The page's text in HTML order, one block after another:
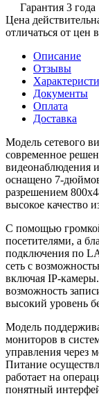
Гарантия 3 года
Цена
отличаться от цен
Описание
Отзывы
Документы
Оплата
Доставка
Модель сетевого
современное
видеонаблюдения
оснащено 7-
разрешением
высокое качество
С помощью
посетителями, а
подключения по
сеть с
включая IP-
возможность
высокий уровень
Модель
мониторов в
управления через
Питание
работает на
понятный